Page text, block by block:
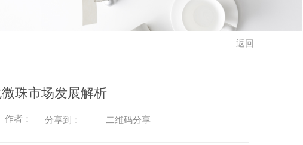
返回
珠市场发展解析
者： 分享到： 二维码分享